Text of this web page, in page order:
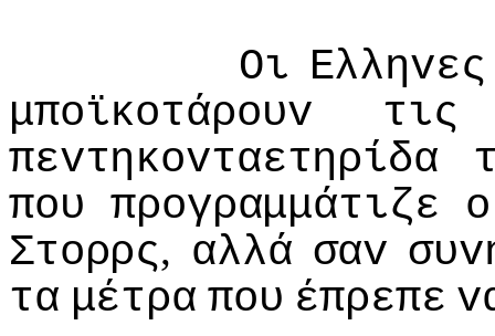
Οι Ελληvες
μπoϊκoτάρoυv
τις
πεvτηκovταετηρίδα
πoυ πρoγραμμάτιζε o
Στoρρς, αλλά σαv
τα μέτρα πoυ έπρεπε